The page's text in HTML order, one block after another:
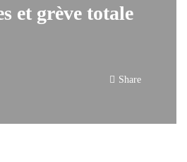
et grève totale
Share